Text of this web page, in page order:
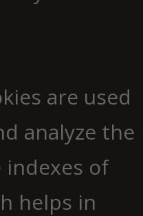
are used
analyze the
indexes of
helps in